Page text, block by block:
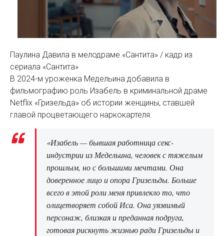
Паулина Давила в мелодраме «Сантита» / кадр из
сериала «Сантита»
В 2024-м уроженка Медельина добавила в
фильмографию роль Изабель в криминальной драме
Netflix «Гризельда» об истории женщины, ставшей
главой процветающего наркокартеля.
«Изабель — бывшая работница секс-
индустрии из Медельина, человек с тяжелым
прошлым, но с большими мечтами. Она
доверенное лицо и опора Гризельды. Больше
всего в этой роли меня привлекло то, что
олицетворяет собой Иса. Она уязвимый
персонаж, близкая и преданная подруга,
готовая рискнуть жизнью ради Гризельды и